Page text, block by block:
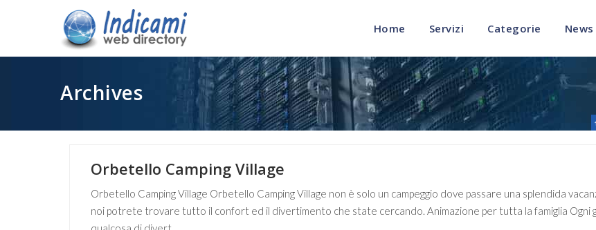
Home Servizi Categorie News
Archives
Orbetello Camping Village
Orbetello Camping Village Orbetello Camping Village non è solo un campeggio dove passare una splendida
noi potrete trovare tutto il confort ed il divertimento che state cercando. Animazione per tutta la famiglia Ogni